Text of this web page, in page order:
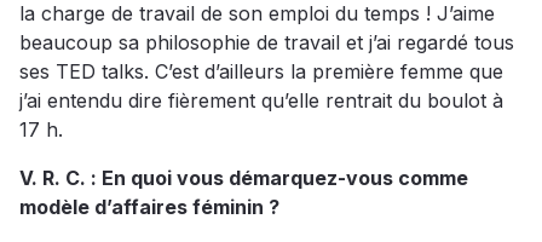
la charge de travail de son emploi du temps ! J’aime
beaucoup sa philosophie de travail et j’ai regardé tous
ses TED talks. C’est d’ailleurs la première femme que
j’ai entendu dire fièrement qu’elle rentrait du boulot à
17 h.
V. R. C. : En quoi vous démarquez-vous comme
modèle d’affaires féminin ?